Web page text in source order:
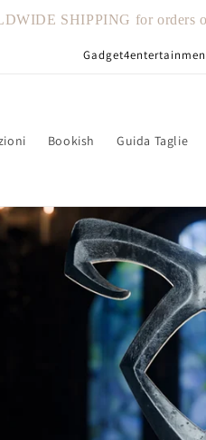
SHIPPING for orders
Bookish Guida Taglie